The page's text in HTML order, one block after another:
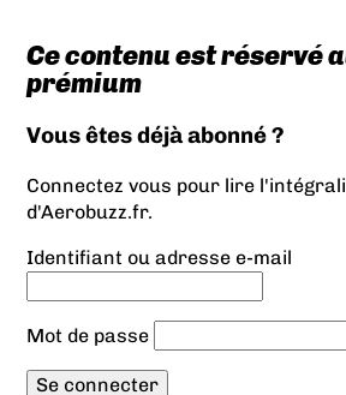
Ce contenu est réservé
prémium
Vous êtes déjà abonné ?
Connectez vous pour lire
d'Aerobuzz.fr.
Identifiant ou adresse e-mail
Mot de passe